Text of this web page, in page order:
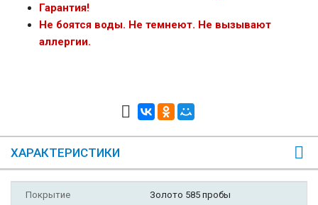
Гарантия!
Не боятся воды. Не темнеют. Не вызывают
аллергии.
ХАРАКТЕРИСТИКИ
Покрытие Золото 585 пробы